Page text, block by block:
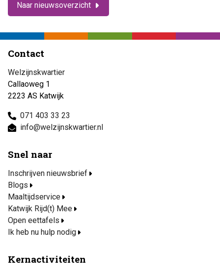
Naar nieuwsoverzicht
Contact
Welzijnskwartier
Callaoweg 1
2223 AS Katwijk
071 403 33 23
info@welzijnskwartier.nl
Snel naar
Inschrijven nieuwsbrief
Blogs
Maaltijdservice
Katwijk Rijd(t) Mee
Open eettafels
Ik heb nu hulp nodig
Kernactiviteiten